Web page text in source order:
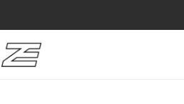
Active wear